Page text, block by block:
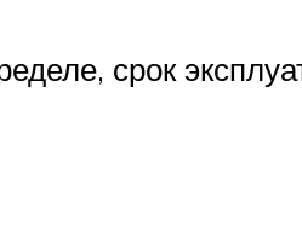
срок